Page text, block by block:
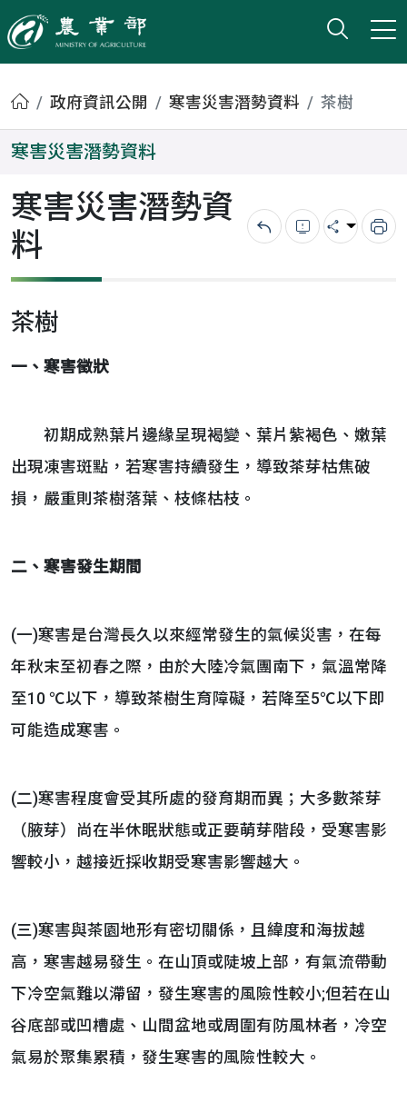
農業部
打開
小版
首頁政府資訊公開 寒害災害潛勢資料 茶樹
寒害災害潛勢資料
寒害災害潛勢資
料
回上一頁錯誤回報
分享 列
茶樹
一、寒害徵狀
初期成熟葉片邊緣呈現褐變、葉片紫褐色、嫩葉
出現凍害斑點，若寒害持續發生，導致茶芽枯焦破
損，嚴重則茶樹落葉、枝條枯枝。
二、寒害發生期間
(一)寒害是台灣長久以來經常發生的氣候災害，在每
年秋末至初春之際，由於大陸冷氣團南下，氣溫常降
至10 ℃以下，導致茶樹生育障礙，若降至5℃以下即
可能造成寒害。
(二)寒害程度會受其所處的發育期而異；大多數茶芽
（腋芽）尚在半休眠狀態或正要萌芽階段，受寒害影
響較小，越接近採收期受寒害影響越大。
(三)寒害與茶園地形有密切關係，且緯度和海拔越
高，寒害越易發生。在山頂或陡坡上部，有氣流帶動
下冷空氣難以滯留，發生寒害的風險性較小;但若在山
谷底部或凹槽處、山間盆地或周圍有防風林者，冷空
氣易於聚集累積，發生寒害的風險性較大。